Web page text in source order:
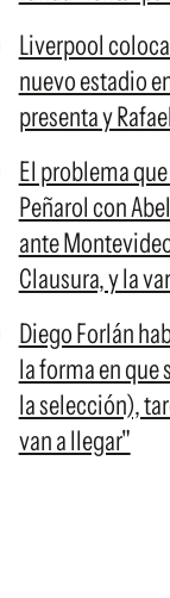
Liverpool
nuevo estadio
presenta y
El problema
Peñarol con
ante
Clausura, y la
Diego Forlán
la forma en que
la selección),
van a llegar"